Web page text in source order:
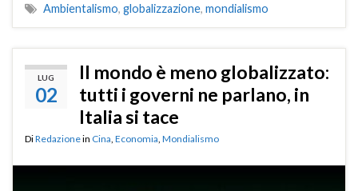
Ambientalismo, globalizzazione, mondialismo
LUG
02
Il mondo è meno globalizzato:
tutti i governi ne parlano, in
Italia si tace
DiRedazionein Cina Economia Mondialismo